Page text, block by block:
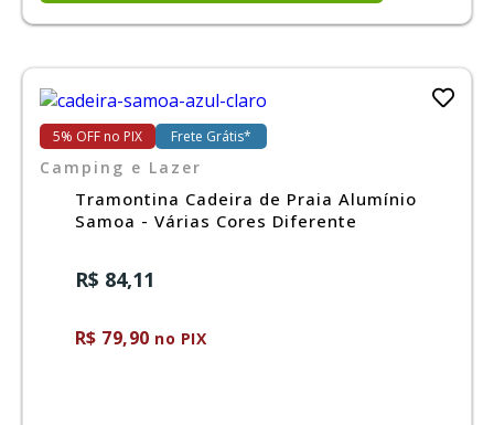
5% OFF no PIX Frete Grátis*
Camping e Lazer
Tramontina Cadeira de Praia Alumínio
Samoa - Várias Cores Diferente
R$ 84,11
R$ 79,90 no PIX